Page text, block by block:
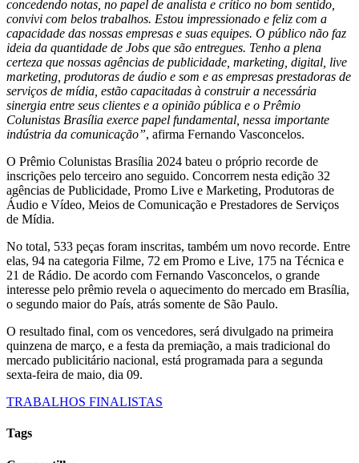
concedendo notas, no papel de analista e crítico no bom sentido,
convivi com belos trabalhos. Estou impressionado e feliz com a
capacidade das nossas empresas e suas equipes. O público não faz
ideia da quantidade de Jobs que são entregues. Tenho a plena
certeza que nossas agências de publicidade, marketing, digital, live
marketing, produtoras de áudio e som e as empresas prestadoras de
serviços de mídia, estão capacitadas à construir a necessária
sinergia entre seus clientes e a opinião pública e o Prêmio
Colunistas Brasília exerce papel fundamental, nessa importante
indústria da comunicação”, afirma Fernando Vasconcelos.
O Prêmio Colunistas Brasília 2024 bateu o próprio recorde de
inscrições pelo terceiro ano seguido. Concorrem nesta edição 32
agências de Publicidade, Promo Live e Marketing, Produtoras de
Áudio e Vídeo, Meios de Comunicação e Prestadores de Serviços
de Mídia.
No total, 533 peças foram inscritas, também um novo recorde. Entre
elas, 94 na categoria Filme, 72 em Promo e Live, 175 na Técnica e
21 de Rádio. De acordo com Fernando Vasconcelos, o grande
interesse pelo prêmio revela o aquecimento do mercado em Brasília,
o segundo maior do País, atrás somente de São Paulo.
O resultado final, com os vencedores, será divulgado na primeira
quinzena de março, e a festa da premiação, a mais tradicional do
mercado publicitário nacional, está programada para a segunda
sexta-feira de maio, dia 09.
TRABALHOS FINALISTAS
Tags